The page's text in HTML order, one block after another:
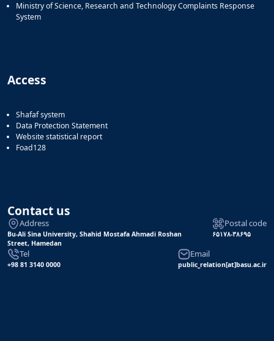
Ministry of Science, Research and Technology Complaints Response
System
Access
Shafaf system
Data Protection Statement
Website statistical report
Foad128
Contact us
Address
Bu-Ali Sina University, Shahid Mostafa Ahmadi Roshan
Street, Hamedan
Postal code
۶۵۱۷۸-۳۸۶۹۵
Tel
+98 81 3140 0000
Email
public_relation[at]basu.ac.ir